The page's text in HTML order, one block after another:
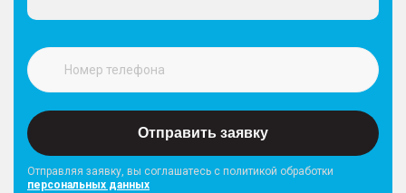
Отправить заявку
Отправляя заявку, вы соглашатесь с политикой обработки
персональных данных